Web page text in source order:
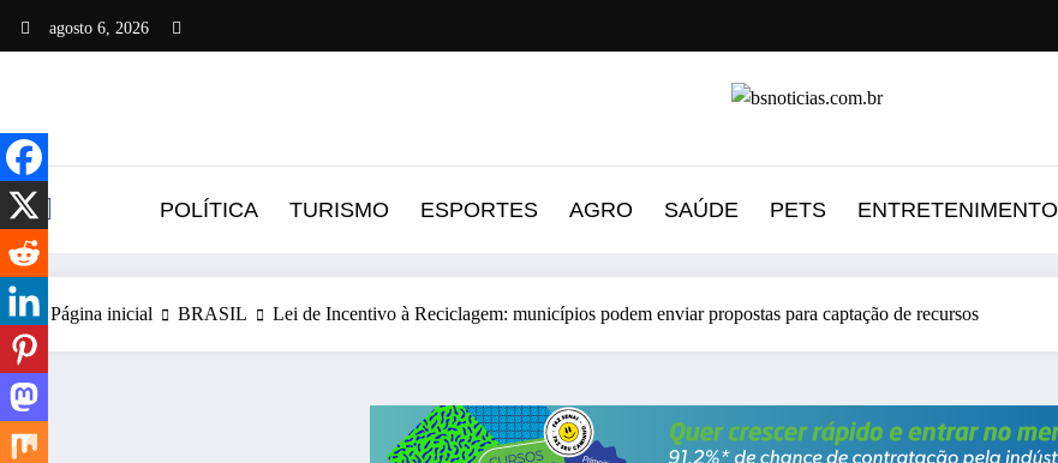
agosto 6, 2026
POLÍTICA TURISMO ESPORTES AGRO SAÚDE PETS ENTRETENIMENTO
Página inicial BRASIL Lei de Incentivo à Reciclagem: municípios podem enviar propostas para captação de recursos